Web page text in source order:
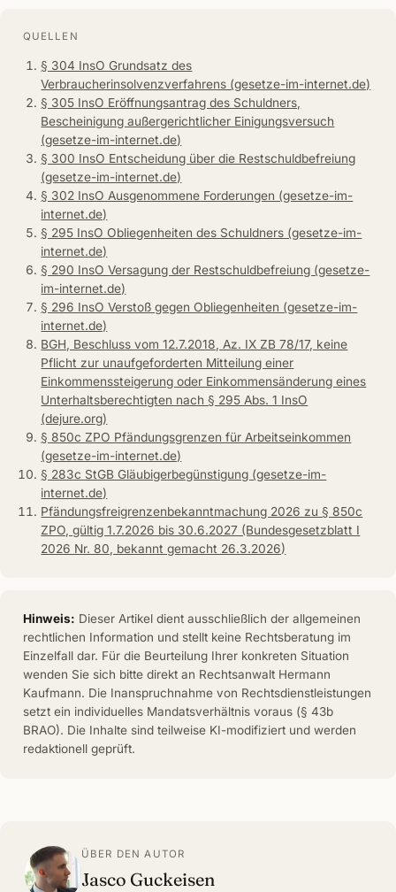
QUELLEN
§ 304 InsO Grundsatz des
Verbraucherinsolvenzverfahrens (gesetze-im-internet.de)
§ 305 InsO Eröffnungsantrag des Schuldners,
Bescheinigung außergerichtlicher Einigungsversuch
(gesetze-im-internet.de)
§ 300 InsO Entscheidung über die Restschuldbefreiung
(gesetze-im-internet.de)
§ 302 InsO Ausgenommene Forderungen (gesetze-im-
internet.de)
§ 295 InsO Obliegenheiten des Schuldners (gesetze-im-
internet.de)
§ 290 InsO Versagung der Restschuldbefreiung (gesetze-
im-internet.de)
§ 296 InsO Verstoß gegen Obliegenheiten (gesetze-im-
internet.de)
BGH, Beschluss vom 12.7.2018, Az. IX ZB 78/17, keine
Pflicht zur unaufgeforderten Mitteilung einer
Einkommenssteigerung oder Einkommensänderung eines
Unterhaltsberechtigten nach § 295 Abs. 1 InsO
(dejure.org)
§ 850c ZPO Pfändungsgrenzen für Arbeitseinkommen
(gesetze-im-internet.de)
§ 283c StGB Gläubigerbegünstigung (gesetze-im-
internet.de)
Pfändungsfreigrenzenbekanntmachung 2026 zu § 850c
ZPO, gültig 1.7.2026 bis 30.6.2027 (Bundesgesetzblatt I
2026 Nr. 80, bekannt gemacht 26.3.2026)
Hinweis: Dieser Artikel dient ausschließlich der allgemeinen
rechtlichen Information und stellt keine Rechtsberatung im
Einzelfall dar. Für die Beurteilung Ihrer konkreten Situation
wenden Sie sich bitte direkt an Rechtsanwalt Hermann
Kaufmann. Die Inanspruchnahme von Rechtsdienstleistungen
setzt ein individuelles Mandatsverhältnis voraus (§ 43b
BRAO). Die Inhalte sind teilweise KI-modifiziert und werden
redaktionell geprüft.
ÜBER DEN AUTOR
Jasco Guckeisen